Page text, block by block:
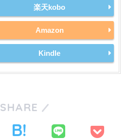
楽天kobo
Amazon
Kindle
SHARE